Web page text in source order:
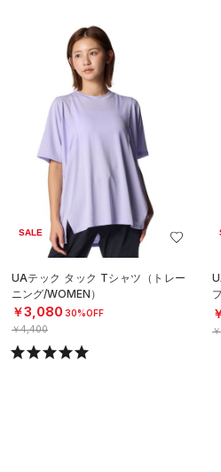
SALE
UAテック タック Tシャツ（トレー
ニング/WOMEN）
￥3,080 30%OFF
￥4,400